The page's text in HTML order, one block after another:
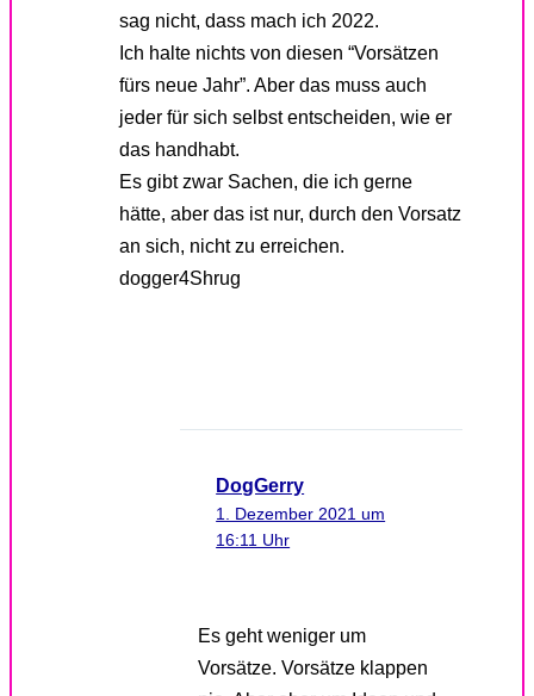
sag nicht, dass mach ich 2022.
Ich halte nichts von diesen “Vorsätzen
fürs neue Jahr”. Aber das muss auch
jeder für sich selbst entscheiden, wie er
das handhabt.
Es gibt zwar Sachen, die ich gerne
hätte, aber das ist nur, durch den Vorsatz
an sich, nicht zu erreichen.
dogger4Shrug
DogGerry
1. Dezember 2021 um
16:11 Uhr
Es geht weniger um
Vorsätze. Vorsätze klappen